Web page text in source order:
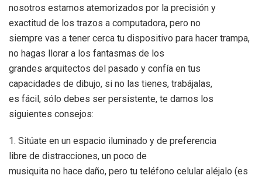
nosotros estamos atemorizados por la precisión y
exactitud de los trazos a computadora, pero no
siempre vas a tener cerca tu dispositivo para hacer trampa,
no hagas llorar a los fantasmas de los
grandes arquitectos del pasado y confía en tus
capacidades de dibujo, si no las tienes, trabájalas,
es fácil, sólo debes ser persistente, te damos los
siguientes consejos:
1. Sitúate en un espacio iluminado y de preferencia
libre de distracciones, un poco de
musiquita no hace daño, pero tu teléfono celular aléjalo (es